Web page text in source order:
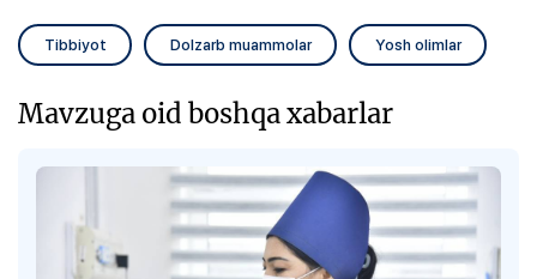
Tibbiyot Dolzarb muammolar Yosh olimlar
Mavzuga oid boshqa xabarlar